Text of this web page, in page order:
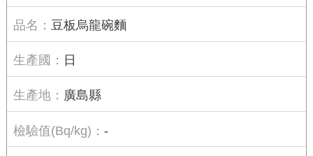
豆板烏龍碗麵
日
廣島縣
-